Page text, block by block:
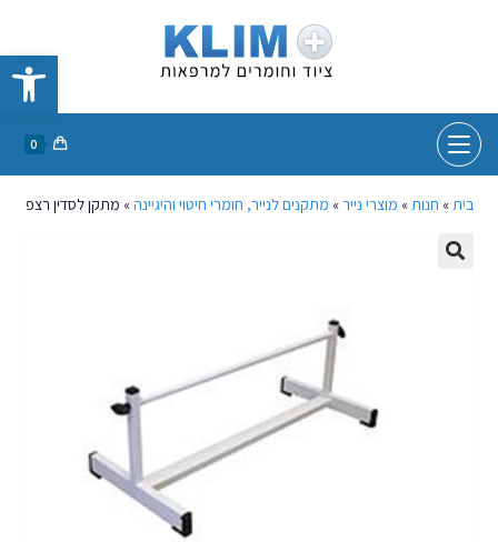
פתח סרגל נגישות
0
בית» חנות» מוצרי נייר » מתקנים לנייר, חומרי חיטוי והיגיינה» מתקן לסדין רצפה